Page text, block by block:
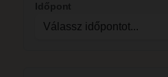
Időpont